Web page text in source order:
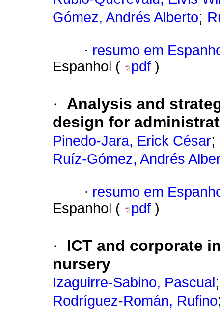
Gómez, Andrés Alberto;
· resumo em
Espanhol (
pdf )
·
Analysis and
design for
Pinedo-Jara, Erick César;
Ruíz-Gómez, Andrés
· resumo em
Espanhol (
pdf )
·
ICT and corporate
nursery
Izaguirre-Sabino, Pascual
Rodríguez-Román, Rufino